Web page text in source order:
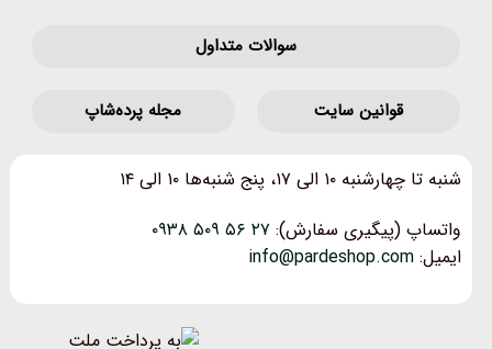
سوالات متداول
قوانین‌ سایت مجله پرده‌شاپ
شنبه تا چهارشنبه ۱۰ الی ۱۷، پنج شنبه‌ها ۱۰ الی ۱۴
واتساپ (پیگیری سفارش): ۲۷ ۵۶ ۵۰۹ ۰۹۳۸
ایمیل: info@pardeshop.com